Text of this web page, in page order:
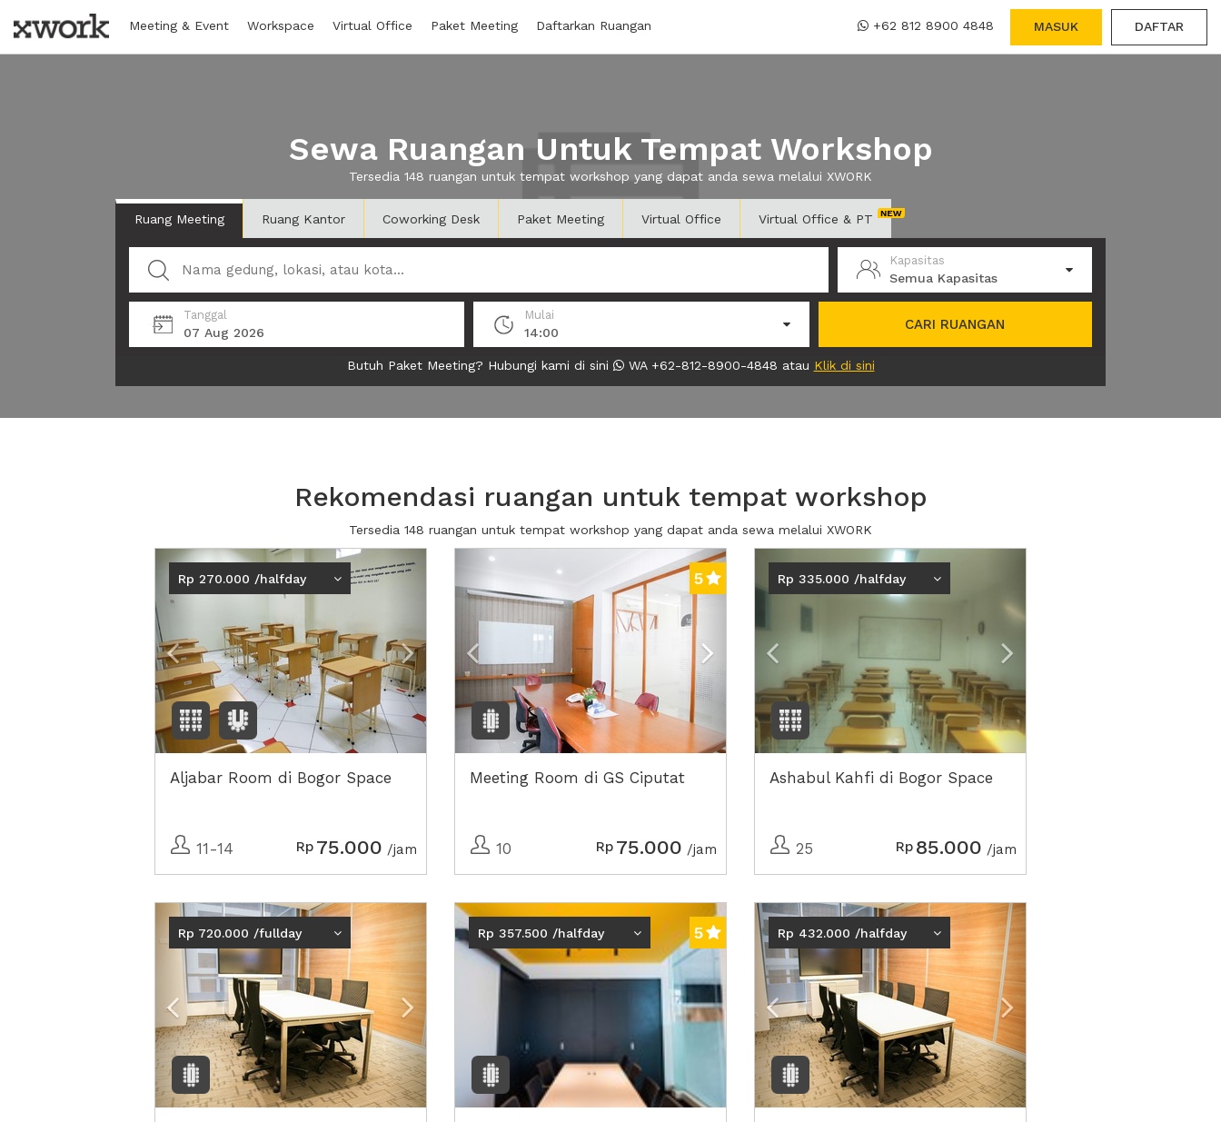
Meeting & Event Workspace Virtual Office Paket Meeting Daftarkan Ruangan +62 812 8900 4848 MASUK DAFTAR
Sewa Ruangan Untuk Tempat Workshop
Tersedia 148 ruangan untuk tempat workshop yang dapat anda sewa melalui XWORK
Ruang Meeting Ruang Kantor Coworking Desk Paket Meeting Virtual Office Virtual Office & PT
Kapasitas
Semua Kapasitas
Tanggal
07 Aug 2026
Mulai
14:00
CARI RUANGAN
Butuh Paket Meeting? Hubungi kami di sini WA +62-812-8900-4848 atau Klik di sini
Rekomendasi ruangan untuk tempat workshop
Tersedia 148 ruangan untuk tempat workshop yang dapat anda sewa melalui XWORK
Previous Next2
Rp 270.000 /halfday
Aljabar Room di Bogor Space
11-14 Rp 75.000 /jam
Previous Next2
5
Meeting Room di GS Ciputat
10 Rp 75.000 /jam
Previous
Rp 335.000 /halfday
Ashabul Kahfi di Bogor Space
25 Rp 85.000 /jam
Previous Next2
Rp 720.000 /fullday Rp 357.500 /halfday 5
Previous Next2
Rp 432.000 /halfday